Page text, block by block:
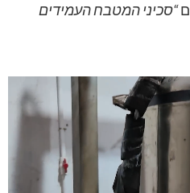
“סכיני המטבח העמידים